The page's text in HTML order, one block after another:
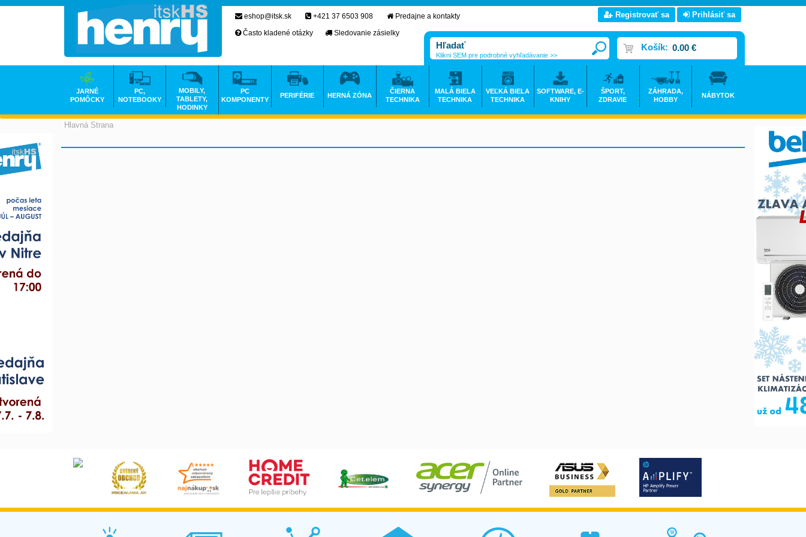
Hlavná Strana
eshop@itsk.sk +421 37 6503 908
Predajne a kontakty
Často kladené otázky
Sledovanie zásielky
Registrovať sa Prihlásiť sa
Košík: 0.00 €
Klikni SEM pre podrobné vyhľadávanie >>
JARNÉ
POMÔCKY
PC,
NOTEBOOKY
MOBILY,
TABLETY,
HODINKY
PC
KOMPONENTY
PERIFÉRIE HERNÁ ZÓNA
ČIERNA
TECHNIKA
MALÁ BIELA
TECHNIKA
VEĽKÁ BIELA
TECHNIKA
SOFTWARE, E-
KNIHY
ŠPORT,
ZDRAVIE
ZÁHRADA,
HOBBY
NÁBYTOK